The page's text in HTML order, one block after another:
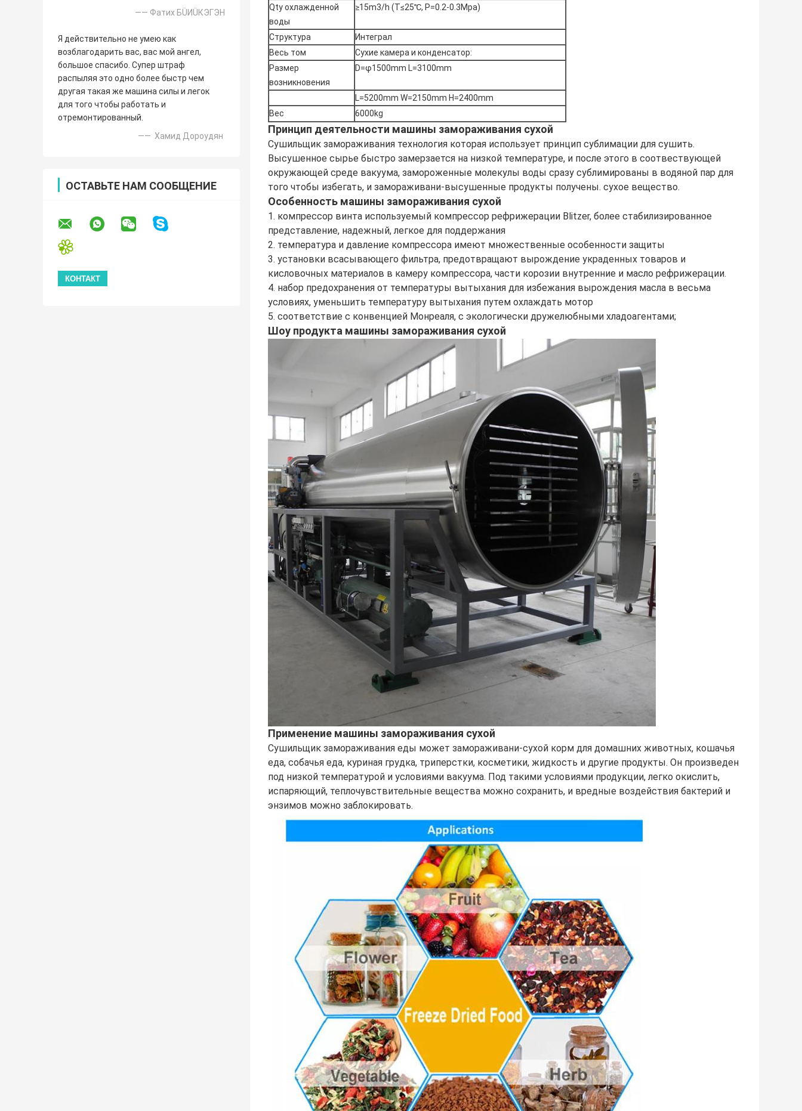
—— Фатих БÜИÜКЭГЭН
Я действительно не умею как
возблагодарить вас, вас мой ангел,
большое спасибо. Супер штраф
распыляя это одно более быстр чем
другая такая же машина силы и легок
для того чтобы работать и
отремонтированный.
—— Хамид Дороудян
ОСТАВЬТЕ НАМ СООБЩЕНИЕ
Qty охлажденной
воды
≥15m3/h (T≤25℃, P=0.2-0.3Mpa)
Структура
Интеграл
Весь том
Сухие камера и конденсатор:
Размер
возникновения
D=φ1500mm L=3100mm
L=5200mm W=2150mm H=2400mm
Вес
6000kg
Принцип деятельности машины замораживания сухой
Сушильщик замораживания технология которая использует принцип сублимации для сушить.
Высушенное сырье быстро замерзается на низкой температуре, и после этого в соотвествующей
окружающей среде вакуума, замороженные молекулы воды сразу сублимированы в водяной пар для
того чтобы избегать, и замораживани-высушенные продукты получены. сухое вещество.
Особенность машины замораживания сухой
1. компрессор винта используемый компрессор рефрижерации Blitzer, более стабилизированное
представление, надежный, легкое для поддержания
2. температура и давление компрессора имеют множественные особенности защиты
3. установки всасывающего фильтра, предотвращают вырождение украденных товаров и
кисловочных материалов в камеру компрессора, части корозии внутренние и масло рефрижерации.
4. набор предохранения от температуры вытыхания для избежания вырождения масла в весьма
условиях, уменьшить температуру вытыхания путем охлаждать мотор
5. соответствие с конвенцией Монреаля, с экологически дружелюбными хладоагентами;
Шоу продукта машины замораживания сухой
Применение машины замораживания сухой
Сушильщик замораживания еды может замораживани-сухой корм для домашних животных, кошачья
еда, собачья еда, куриная грудка, триперстки, косметики, жидкость и другие продукты. Он произведен
под низкой температурой и условиями вакуума. Под такими условиями продукции, легко окислить,
испаряющий, теплочувствительные вещества можно сохранить, и вредные воздействия бактерий и
энзимов можно заблокировать.